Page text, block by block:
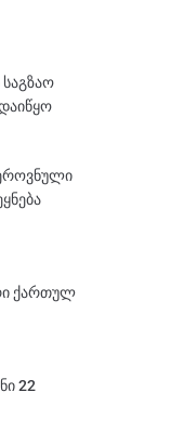
საგზაო
ქართულ
22